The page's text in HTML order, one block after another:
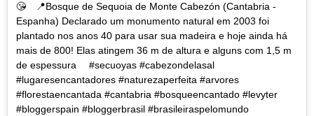
😘⠀ 📍Bosque de Sequoia de Monte Cabezón (Cantabria -
Espanha) Declarado um monumento natural em 2003 foi
plantado nos anos 40 para usar sua madeira e hoje ainda há
mais de 800! Elas atingem 36 m de altura e alguns com 1,5 m
de espessura ⠀ #secuoyas #cabezondelasal
#lugaresencantadores #naturezaperfeita #arvores
#florestaencantada #cantabria #bosqueencantado #levyter
#bloggerspain #bloggerbrasil #brasileiraspelomundo